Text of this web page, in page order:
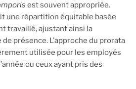
est souvent appropriée.
une répartition équitable basée
travaillé, ajustant ainsi la
présence. L’approche du prorata
utilisée pour les employés
ou ceux ayant pris des